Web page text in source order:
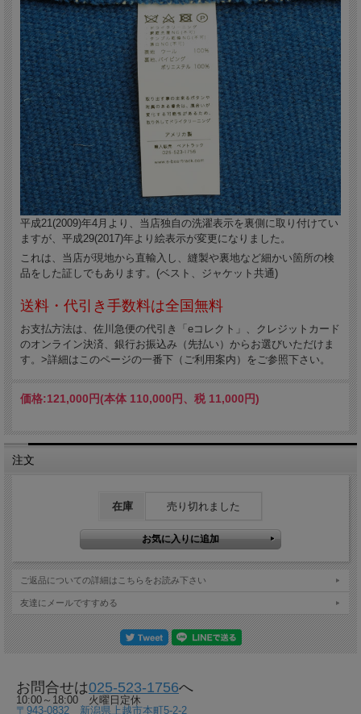
平成21(2009)年4月より、当店独自の洗濯表示を裏側に取り付けてい
ますが、平成29(2017)年より絵表示が変更になりました。
これは、当店が現地から直輸入し、縫製や裏地など細かい箇所の検
品をした証しでもあります。(ベスト、ジャケット共通)
送料・代引き手数料は全国無料
お支払方法は、佐川急便の代引き「eコレクト」、クレジットカード
のオンライン決済、銀行お振込み（先払い）からお選びいただけま
す。>詳細はこのページの一番下（ご利用案内）をご参照下さい。
価格:121,000円(本体 110,000円、税 11,000円)
注文
在庫 売り切れました
ご返品についての詳細はこちらをお読み下さい
友達にメールですすめる
お問合せは025-523-1756へ
10:00～18:00 火曜日定休
〒943-0832 新潟県上越市本町5-2-2